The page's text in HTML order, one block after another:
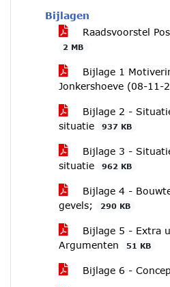
Bijlagen
Raadsvoorstel
2 MB
Bijlage 1
Jonkershoeve (08-11-
Bijlage 2 -
situatie
937 KB
Bijlage 3 -
situatie
962 KB
Bijlage 4 -
gevels;
290 KB
Bijlage 5 - Extra
Argumenten
51 KB
Bijlage 6 -